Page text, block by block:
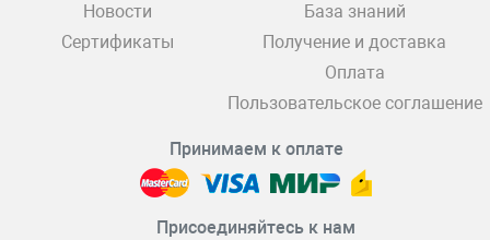
Новости
Сертификаты
База знаний
Получение и доставка
Оплата
Пользовательское соглашение
Принимаем к оплате
Присоединяйтесь к нам